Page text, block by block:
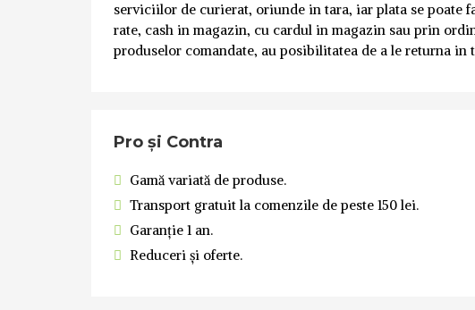
serviciilor de curierat, oriunde in tara, iar plata se poate
rate, cash in magazin, cu cardul in magazin sau prin
produselor comandate, au posibilitatea de a le returna
Pro și Contra
Gamă variată de produse.
Transport gratuit la comenzile de peste 150 lei.
Garanție 1 an.
Reduceri și oferte.